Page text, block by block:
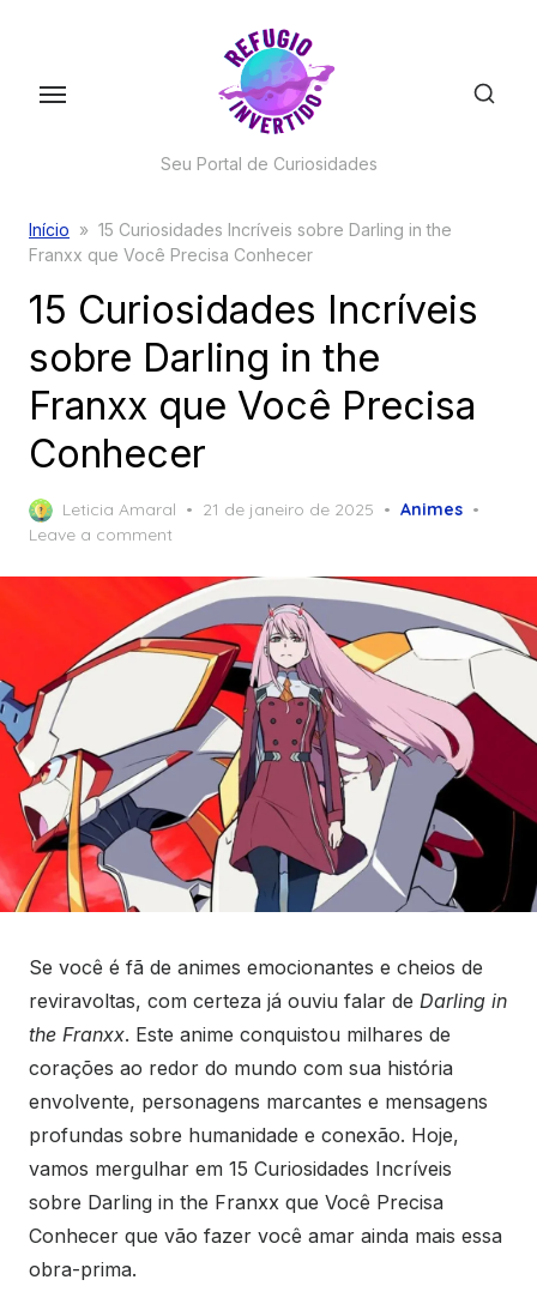
Seu Portal de Curiosidades
Início » 15 Curiosidades Incríveis sobre Darling in the
Franxx que Você Precisa Conhecer
15 Curiosidades Incríveis
sobre Darling in the
Franxx que Você Precisa
Conhecer
Leticia Amaral
Posted
21 de janeiro de 2025
Animes
Leave a comment
Se você é fã de animes emocionantes e cheios de
reviravoltas, com certeza já ouviu falar de Darling in
the Franxx. Este anime conquistou milhares de
corações ao redor do mundo com sua história
envolvente, personagens marcantes e mensagens
profundas sobre humanidade e conexão. Hoje,
vamos mergulhar em 15 Curiosidades Incríveis
sobre Darling in the Franxx que Você Precisa
Conhecer que vão fazer você amar ainda mais essa
obra-prima.